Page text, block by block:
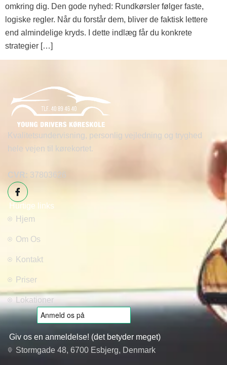
omkring dig. Den gode nyhed: Rundkørsler følger faste,
logiske regler. Når du forstår dem, bliver de faktisk lettere
end almindelige kryds. I dette indlæg får du konkrete
strategier […]
Kvalitetsundervisning, personlig vejledning og tryghed
hele vejen til kørekortet.
CVR: 37803626
Hurtige links
Hjem
Om Os
Kontakt
Priser
Lokationer
Giv os en anmeldelse! (det betyder meget)
Stormgade 48, 6700 Esbjerg, Denmark